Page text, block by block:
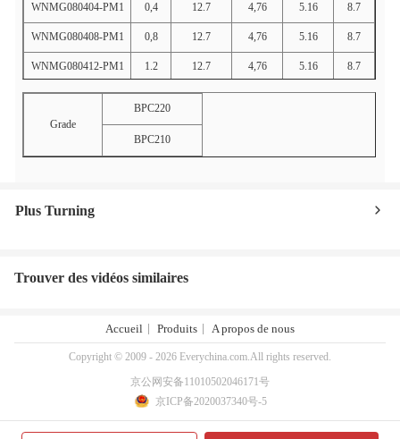
WNMG080404-PM1 0,4 12.7 4,76 5.16 8.7
WNMG080408-PM1 0,8 12.7 4,76 5.16 8.7
WNMG080412-PM1 1.2 12.7 4,76 5.16 8.7
Grade
BPC220
BPC210
Plus Turning
Trouver des vidéos similaires
Accueil Produits A propos de nous
Copyright © 2009 - 2026 Everychina.com.All rights reserved.
京公网安备11010502046171号
京ICP备2020037340号-5